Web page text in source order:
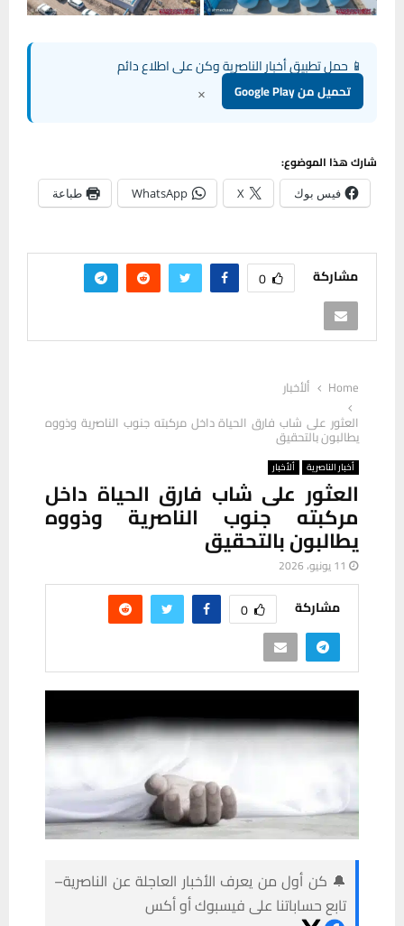
📱 حمل تطبيق أخبار الناصرية وكن على اطلاع دائم
تحميل من Google Play ×
شارك هذا الموضوع:
فيس بوك X
WhatsApp طباعة
مشاركة 0
Home
ألأخبار
العثور على شاب فارق الحياة داخل مركبته جنوب الناصرية وذووه
يطالبون بالتحقيق
أخبار الناصرية ألأخبار
العثور على شاب فارق الحياة داخل
مركبته جنوب الناصرية وذووه
يطالبون بالتحقيق
11 يونيو، 2026
مشاركة 0
🔔 كن أول من يعرف الأخبار العاجلة عن الناصرية–
تابع حساباتنا على فيسبوك أو أكس